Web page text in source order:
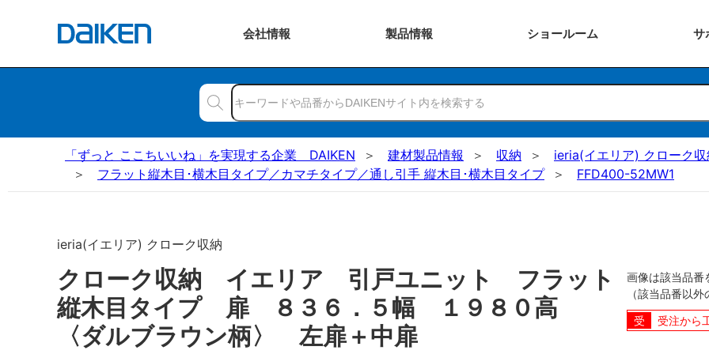
会社情報 製品情報 ショールーム サ
「ずっと ここちいいね」を実現する企業 DAIKEN 建材製品情報 収納
ieria(イエリア) クローク
フラット縦木目･横木目タイプ／カマチタイプ／通し引手 縦木目･横木目タイプ
FFD400-52MW1
ieria(イエリア) クローク収納
クローク収納 イエリア 引戸ユニット フラット
縦木目タイプ 扉 ８３６．５幅 １９８０高
〈ダルブラウン柄〉 左扉＋中扉
画像は該当品番
（該当品番以
受注から